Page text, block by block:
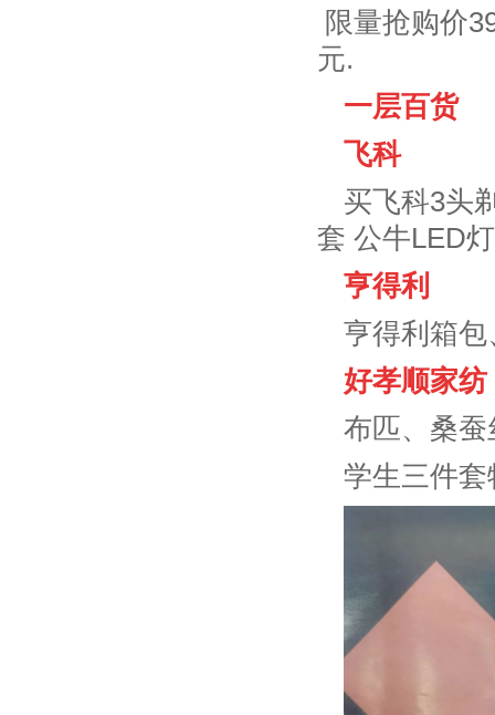
限量抢购价
元.
一层百货
飞科
买飞科3头
套 公牛LED
亨得利
亨得利箱
好孝顺家纺
布匹、桑
学生三件